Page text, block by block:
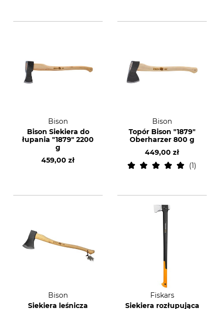
Bison
Bison Siekiera do
łupania "1879" 2200
g
459,00 zł
Bison
Topór Bison "1879"
Oberharzer 800 g
449,00 zł
1
Bison
Siekiera leśnicza
Fiskars
Siekiera rozłupująca